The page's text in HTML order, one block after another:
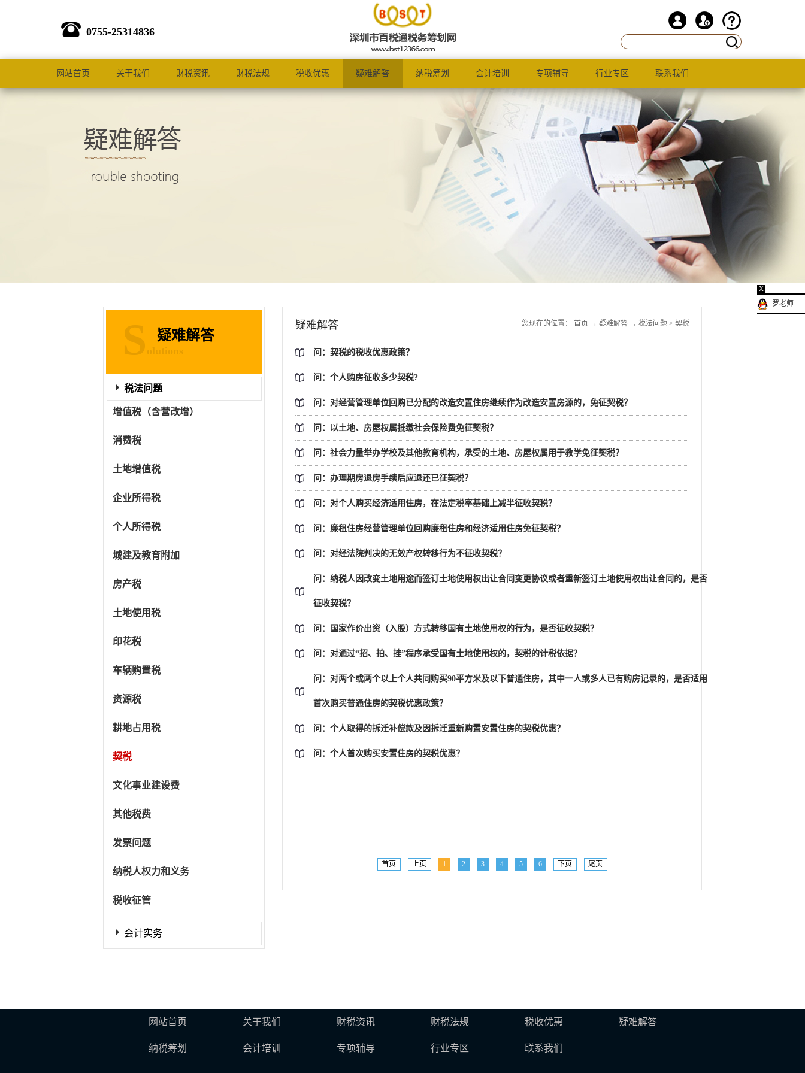
0755-25314836
网站首页 关于我们 财税资讯 财税法规 税收优惠 疑难解答 纳税筹划 会计培训 专项辅导 行业专区 联系我们
疑难解答
S olutions
税法问题
增值税（含营改增）
消费税
土地增值税
企业所得税
个人所得税
城建及教育附加
房产税
土地使用税
印花税
车辆购置税
资源税
耕地占用税
契税
文化事业建设费
其他税费
发票问题
纳税人权力和义务
税收征管
会计实务
疑难解答 您现在的位置： 首页 → 疑难解答 → 税法问题 > 契税
问：契税的税收优惠政策？
问：个人购房征收多少契税?
问：对经营管理单位回购已分配的改造安置住房继续作为改造安置房源的，免征契税？
问：以土地、房屋权属抵缴社会保险费免征契税？
问：社会力量举办学校及其他教育机构，承受的土地、房屋权属用于教学免征契税？
问：办理期房退房手续后应退还已征契税？
问：对个人购买经济适用住房，在法定税率基础上减半征收契税？
问：廉租住房经营管理单位回购廉租住房和经济适用住房免征契税？
问：对经法院判决的无效产权转移行为不征收契税？
问：纳税人因改变土地用途而签订土地使用权出让合同变更协议或者重新签订土地使用权出让合同的，是否
征收契税？
问：国家作价出资（入股）方式转移国有土地使用权的行为，是否征收契税？
问：对通过“招、拍、挂”程序承受国有土地使用权的，契税的计税依据？
问：对两个或两个以上个人共同购买90平方米及以下普通住房，其中一人或多人已有购房记录的，是否适用
首次购买普通住房的契税优惠政策？
问：个人取得的拆迁补偿款及因拆迁重新购置安置住房的契税优惠？
问：个人首次购买安置住房的契税优惠？
首页 上页 1 2 3 4 5 6 下页 尾页
网站首页 关于我们 财税资讯 财税法规 税收优惠 疑难解答
纳税筹划 会计培训 专项辅导 行业专区 联系我们
X
罗老师